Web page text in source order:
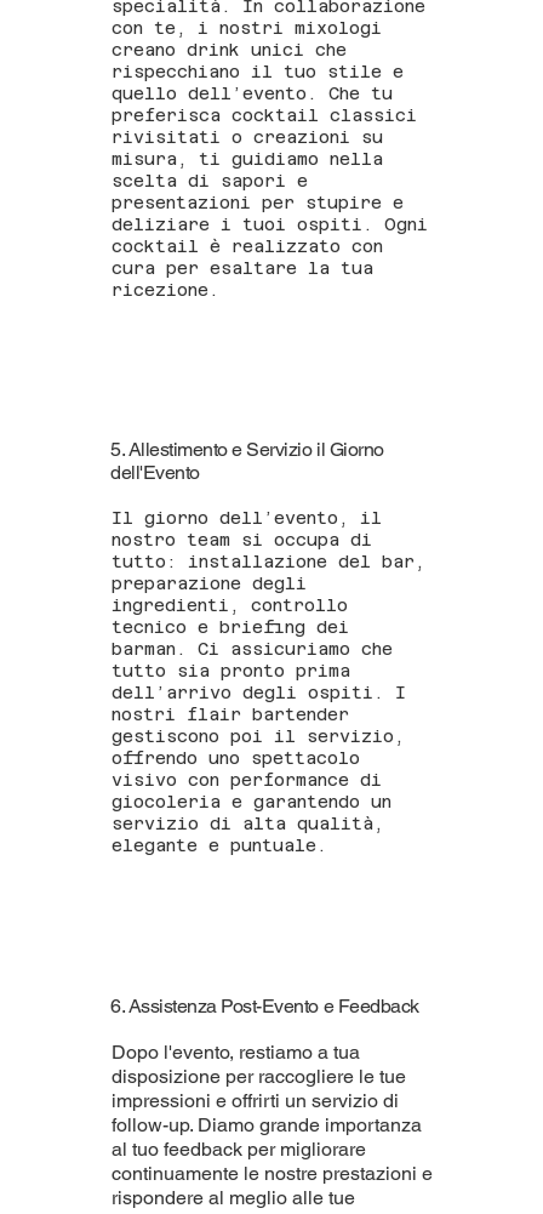
specialità. In collaborazione
con te, i nostri mixologi
creano drink unici che
rispecchiano il tuo stile e
quello dell’evento. Che tu
preferisca cocktail classici
rivisitati o creazioni su
misura, ti guidiamo nella
scelta di sapori e
presentazioni per stupire e
deliziare i tuoi ospiti. Ogni
cocktail è realizzato con
cura per esaltare la tua
ricezione.
5. Allestimento e Servizio il Giorno
dell'Evento
Il giorno dell’evento, il
nostro team si occupa di
tutto: installazione del bar,
preparazione degli
ingredienti, controllo
tecnico e briefing dei
barman. Ci assicuriamo che
tutto sia pronto prima
dell’arrivo degli ospiti. I
nostri flair bartender
gestiscono poi il servizio,
offrendo uno spettacolo
visivo con performance di
giocoleria e garantendo un
servizio di alta qualità,
elegante e puntuale.
6. Assistenza Post-Evento e Feedback
Dopo l'evento, restiamo a tua
disposizione per raccogliere le tue
impressioni e offrirti un servizio di
follow-up. Diamo grande importanza
al tuo feedback per migliorare
continuamente le nostre prestazioni e
rispondere al meglio alle tue